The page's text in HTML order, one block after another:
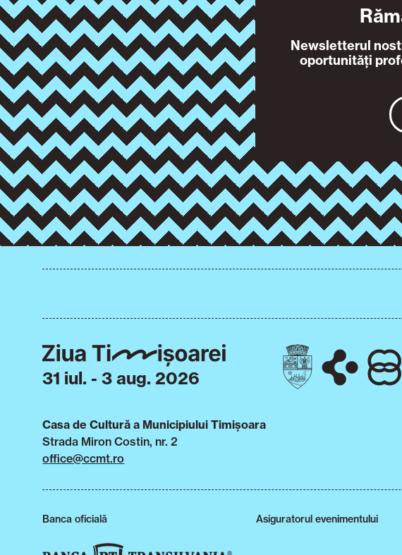
Newsletterul
oportunități
31 iul. - 3 aug. 2026
Casa de Cultură a Municipiului Timișoara
Strada Miron Costin, nr. 2
office@ccmt.ro
Banca oficială Asiguratorul evenimentului